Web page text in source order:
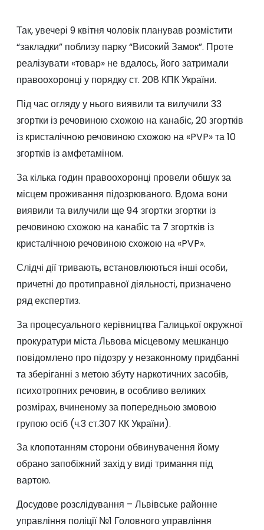
Так, увечері 9 квітня чоловік планував розмістити
“закладки” поблизу парку “Високий Замок”. Проте
реалізувати «товар» не вдалось, його затримали
правоохоронці у порядку ст. 208 КПК України.
Під час огляду у нього виявили та вилучили 33
згортки із речовиною схожою на канабіс, 20 згортків
із кристалічною речовиною схожою на «PVP» та 10
згортків із амфетаміном.
За кілька годин правоохоронці провели обшук за
місцем проживання підозрюваного. Вдома вони
виявили та вилучили ще 94 згортки згортки із
речовиною схожою на канабіс та 7 згортків із
кристалічною речовиною схожою на «PVP».
Слідчі дії тривають, встановлюються інші особи,
причетні до протиправної діяльності, призначено
ряд експертиз.
За процесуального керівництва Галицької окружної
прокуратури міста Львова місцевому мешканцю
повідомлено про підозру у незаконному придбанні
та зберіганні з метою збуту наркотичних засобів,
психотропних речовин, в особливо великих
розмірах, вчиненому за попередньою змовою
групою осіб (ч.3 ст.307 КК України).
За клопотанням сторони обвинувачення йому
обрано запобіжний захід у виді тримання під
вартою.
Досудове розслідування – Львівське районне
управління поліції №1 Головного управління